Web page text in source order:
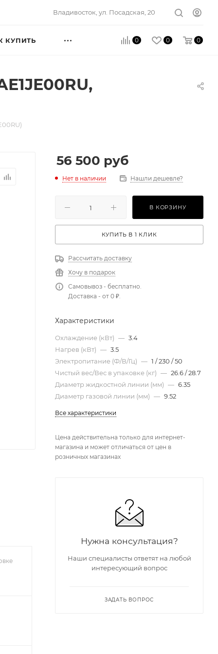
Владивосток, ул. Посадская, 20
0 0 0
КУПИТЬ
56 500 руб
Нет в наличии Нашли дешевле?
В КОРЗИНУ
КУПИТЬ В 1 КЛИК
Рассчитать доставку
Хочу в подарок
Самовывоз - бесплатно.
Доставка - от 0 ₽.
Характеристики
Охлаждение (кВт) — 3.4
Нагрев (кВт) — 3.5
Электропитание (Ф/В/Гц) — 1 / 230 / 50
Чистый вес/Вес в упаковке (кг) — 26.6 / 28.7
Диаметр жидкостной линии (мм) — 6.35
Диаметр газовой линии (мм) — 9.52
Все характеристики
Цена действительна только для интернет-
магазина и может отличаться от цен в
розничных магазинах
Нужна консультация?
Наши специалисты ответят на любой
интересующий вопрос
ЗАДАТЬ ВОПРОС